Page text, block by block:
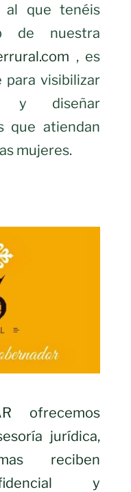
al que tenéis
de nuestra
, es
para visibilizar
y diseñar
que atiendan
mujeres.
ofrecemos
jurídica,
reciben
y